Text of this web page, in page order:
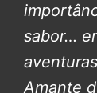
sabor…
Amante